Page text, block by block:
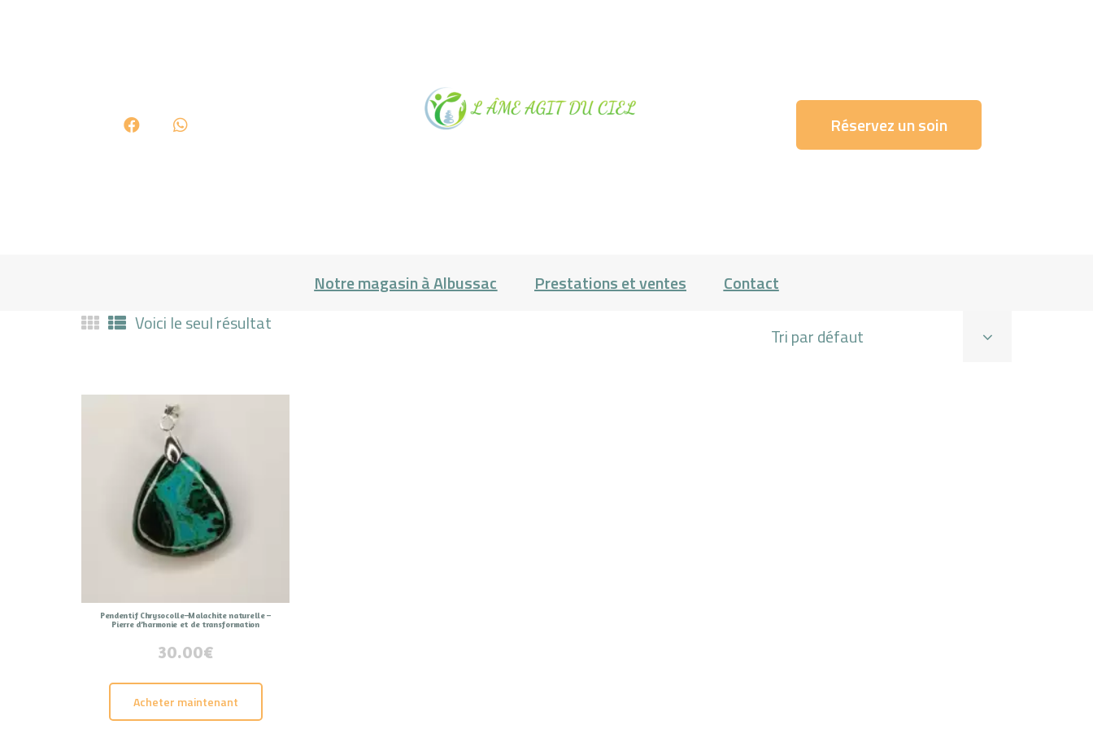
Réservez un soin
Notre magasin à Albussac Prestations et ventes Contact
NOTRE
PRESTATIONS
Voici le seul résultat
Pendentif Chrysocolle–Malachite naturelle –
Pierre d’harmonie et de transformation
30.00€
Acheter maintenant